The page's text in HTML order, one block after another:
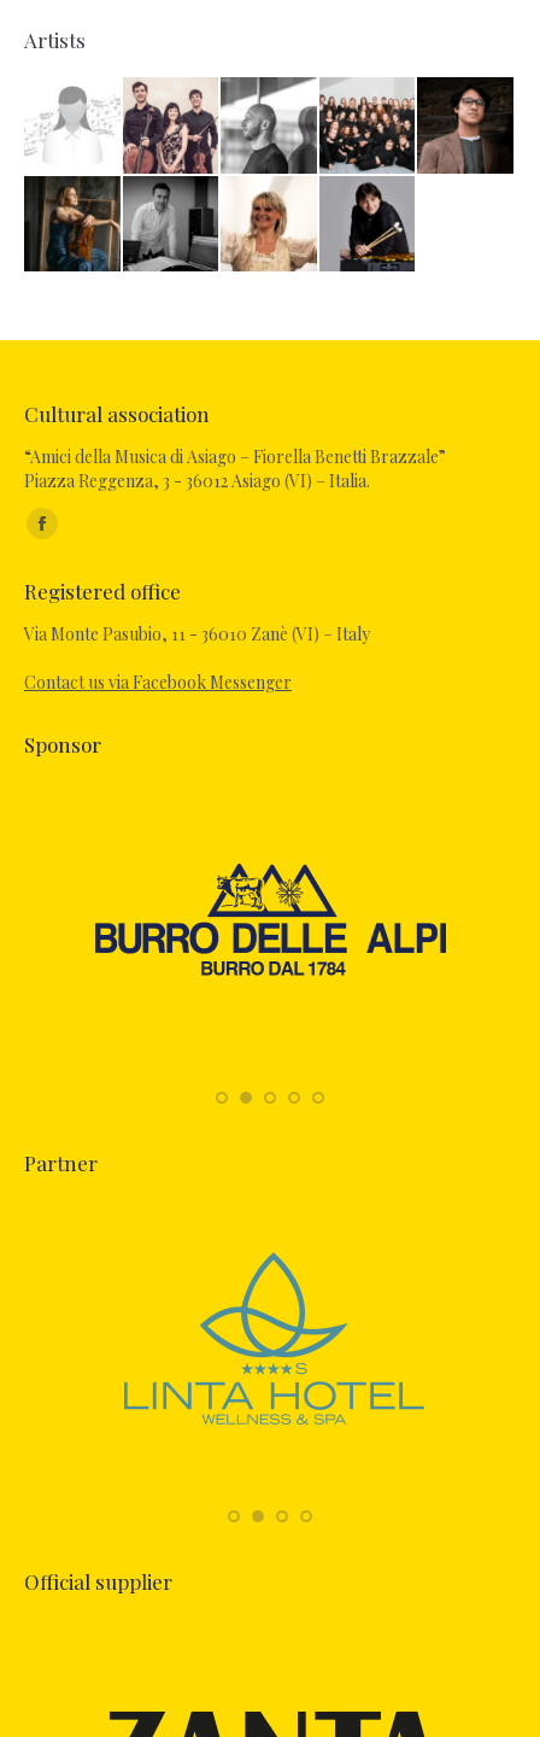
Artists
Cultural association
“Amici della Musica di Asiago – Fiorella Benetti Brazzale”
Piazza Reggenza, 3 - 36012 Asiago (VI) – Italia.
Find us on:
Facebook
opens
in
window
Registered office
Via Monte Pasubio, 11 - 36010 Zanè (VI) – Italy
Contact us via Facebook Messenger
Sponsor
Partner
Official supplier